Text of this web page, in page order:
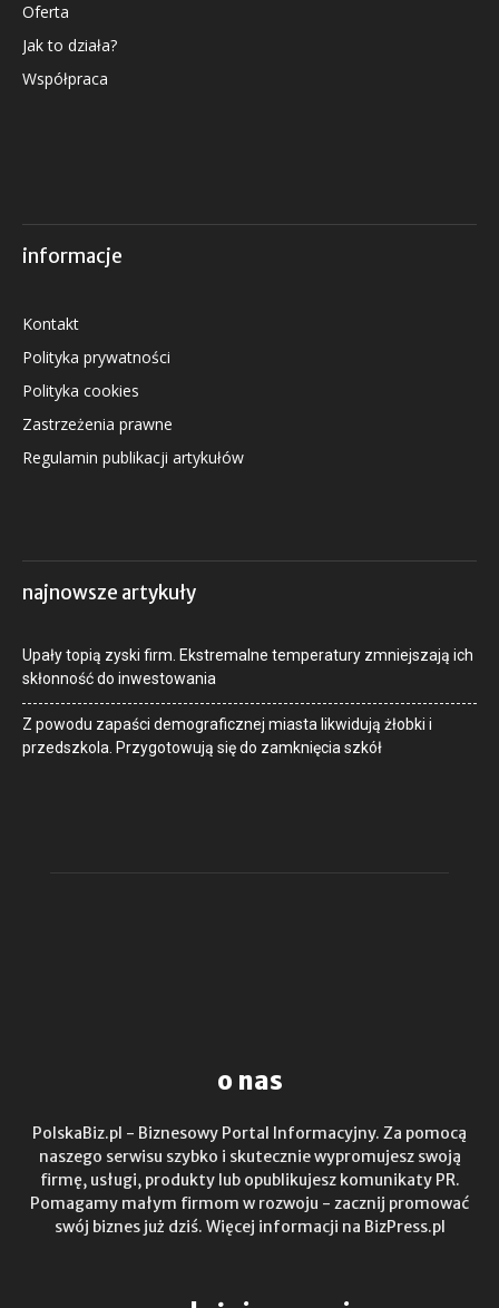
Oferta
Jak to działa?
Współpraca
informacje
Kontakt
Polityka prywatności
Polityka cookies
Zastrzeżenia prawne
Regulamin publikacji artykułów
najnowsze artykuły
Upały topią zyski firm. Ekstremalne temperatury zmniejszają ich
skłonność do inwestowania
Z powodu zapaści demograficznej miasta likwidują żłobki i
przedszkola. Przygotowują się do zamknięcia szkół
o nas
PolskaBiz.pl - Biznesowy Portal Informacyjny. Za pomocą
naszego serwisu szybko i skutecznie wypromujesz swoją
firmę, usługi, produkty lub opublikujesz komunikaty PR.
Pomagamy małym firmom w rozwoju - zacznij promować
swój biznes już dziś. Więcej informacji na BizPress.pl